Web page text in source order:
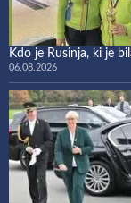
Kdo je Rusinja, ki je
06.08.2026